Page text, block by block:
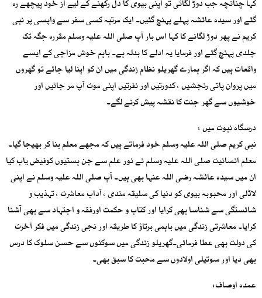
کہا چنانچہ جب دوڑ لگائی تو اپنی بیوی کا دل رکھنے کے لیے از خود پیچھے رہ
گئے اور سیدہ عائشہ پہلے پہنچ گئیں۔ ایک مرتبہ کسی سفر سے واپسی پر نبی
کریم نے پھر دوڑ لگانے کا کہا اس بار آپ صلی اللہ علیہ وسلم مقررہ جگہ تک
جلدی پہنچ گئے اور فرمایا یہ ادلے کا بدلہ ہے۔ باہم خوش مزاجی کے ایسے
واقعات ہیں کہ اگر ہمارے گھریلو نظام زندگی میں ان کو اپنا لیا جائے تو گھروں
میں پروان پاتی رنجشیں ، کدورتیں اور نفرتیں اپنی موت آپ مر جائیں اور
خوشیوں سے گھر جنت کا نقشہ پیش کرنے لگے۔
درسگاہ نبوت میں :
نبی کریم صلی اللہ علیہ وسلم خود فرماتے ہیں کہ مجھے معلم بنا کر بھیجا گیا۔
معلم انسانیت صلی اللہ علیہ وسلم نے نور علم سے جن ہستیوں کوفیض یاب کیا
ان میں سیدہ عائشہ رضی اللہ عنہا بھی ہیں۔ آپ صلی اللہ علیہ وسلم نے اپنی
لاڈلی اور محبوبہ بیوی کو دنیا کی سلیقہ مندی ، آداب معاشرت ، تہذیب و
شائستگی سے شناسا بھی کرایا اور کتاب و حکمت اورفقہ و اجتہاد سے بھی آشنا
کرایا۔ معاشرتی زندگی میں باہمی برتاؤ کا طریقہ اور نجی زندگی میں فکر آخرت
کی دولت بھی عطا فرمائی۔گھریلو زندگی میں سوکنوں سے حسن سلوک کا درس
بھی دیا اور سوتیلی اولادوں سے محبت کا سبق بھی۔
عمدہ اوصاف: